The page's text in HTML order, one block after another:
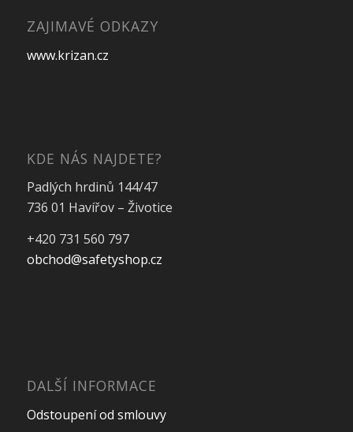
ZAJIMAVÉ ODKAZY
www.krizan.cz
KDE NÁS NAJDETE?
Padlých hrdinů 144/47
736 01 Havířov – Životice
+420 731 560 797
obchod@safetyshop.cz
DALŠÍ INFORMACE
Odstoupení od smlouvy